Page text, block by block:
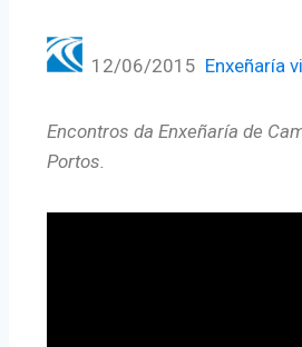
12/06/2015 Enxeñaría
Encontros da Enxeñaría de
Portos.